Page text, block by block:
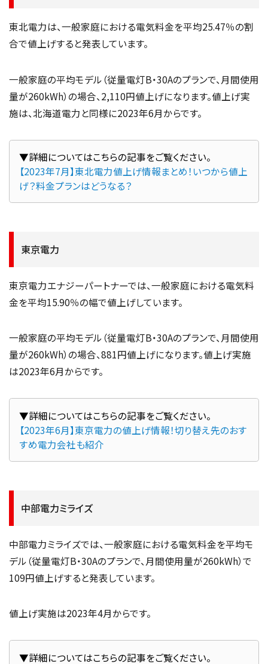
東北電力は、一般家庭における電気料金を平均25.47％の割
合で値上げすると発表しています。
一般家庭の平均モデル（従量電灯B・30Aのプランで、月間使用
量が260kWh）の場合、2,110円値上げになります。値上げ実
施は、北海道電力と同様に2023年6月からです。
【2023年7月】東北電力値上げ情報まとめ！いつから値上
げ？料金プランはどうなる？
東京電力
東京電力エナジーパートナーでは、一般家庭における電気料
金を平均15.90％の幅で値上げしています。
一般家庭の平均モデル（従量電灯B・30Aのプランで、月間使用
量が260kWh）の場合、881円値上げになります。値上げ実施
は2023年6月からです。
【2023年6月】東京電力の値上げ情報！切り替え先のおす
すめ電力会社も紹介
中部電力ミライズ
中部電力ミライズでは、一般家庭における電気料金を平均モ
デル（従量電灯B・30Aのプランで、月間使用量が260kWh）で
109円値上げすると発表しています。
値上げ実施は2023年4月からです。